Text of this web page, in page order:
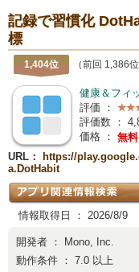
記録で習慣化
標
1,404位 （前回 1,386位
健康＆フィ
評価 ：
評価数 ：
価格 ： 無料
URL：
https://
a.DotHabit
情報取得日 ： 2026/8/9
開発者 ：
Mono, Inc.
動作条件 ： 7.0 以上